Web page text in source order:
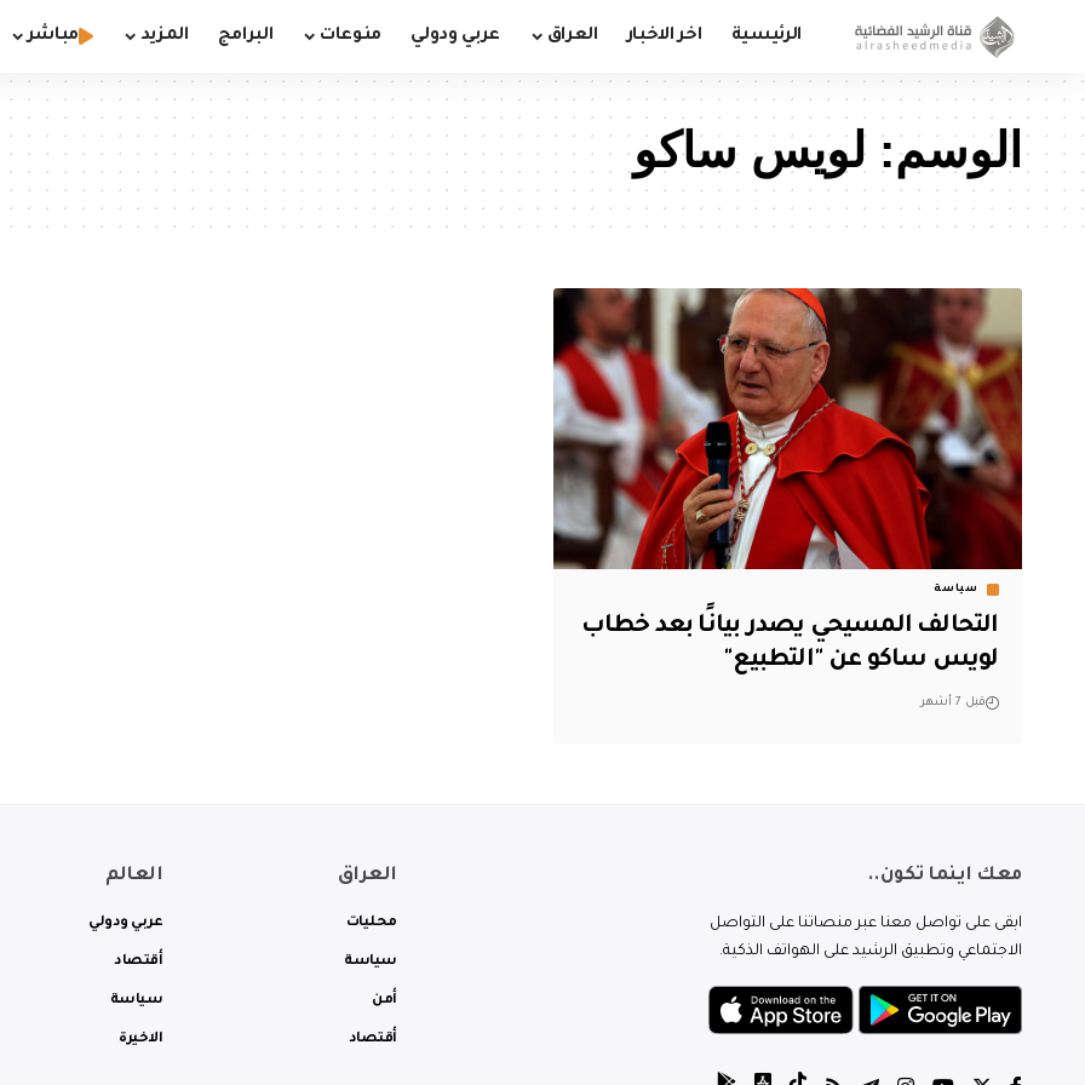
الرئيسية اخر الاخبار العراق عربي ودولي منوعات البرامج المزيد مباشر
الوسم: لويس ساكو
سياسة
التحالف المسيحي يصدر بيانًا بعد خطاب
لويس ساكو عن "التطبيع"
قبل 7 أشهر
معك اينما تكون..
ابقى على تواصل معنا عبر منصاتنا على التواصل
الاجتماعي وتطبيق الرشيد على الهواتف الذكية.
العراق
محليات
سياسة
أمن
أقتصاد
العالم
عربي ودولي
أقتصاد
سياسة
الاخيرة